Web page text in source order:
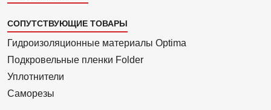
СОПУТСТВУЮЩИЕ ТОВАРЫ
Гидроизоля­ционные материалы Optima
Подкровель­ные пленки Folder
Уплотнители
Саморезы